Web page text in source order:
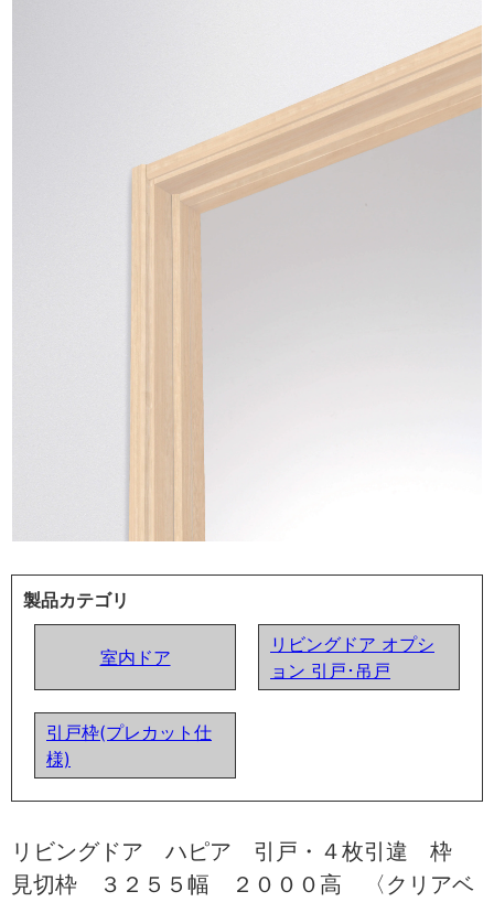
製品カテゴリ
室内ドア
リビングドア オプシ
ョン 引戸･吊戸
引戸枠(プレカット仕
様)
リビングドア ハピア 引戸・４枚引違 枠
見切枠 ３２５５幅 ２０００高 〈クリアベ